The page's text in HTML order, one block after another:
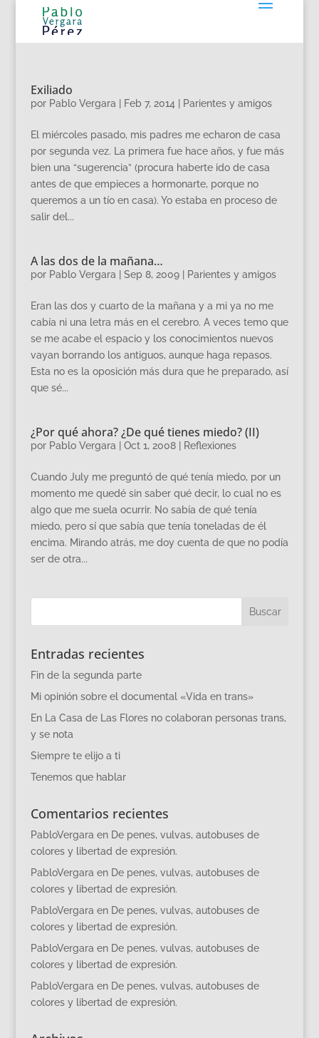
Exiliado
por Pablo Vergara Feb 7, 2014 Parientes y amigos
El miércoles pasado, mis padres me echaron de casa
por segunda vez. La primera fue hace años, y fue más
bien una “sugerencia” (procura haberte ido de casa
antes de que empieces a hormonarte, porque no
queremos a un tío en casa). Yo estaba en proceso de
salir del...
A las dos de la mañana…
por Pablo Vergara Sep 8, 2009| Parientes y amigos
Eran las dos y cuarto de la mañana y a mi ya no me
cabía ni una letra más en el cerebro. A veces temo que
se me acabe el espacio y los conocimientos nuevos
vayan borrando los antiguos, aunque haga repasos.
Esta no es la oposición más dura que he preparado, así
que sé...
¿Por qué ahora? ¿De qué tienes miedo? (II)
por Pablo Vergara Oct 1, 2008| Reflexiones
Cuando July me preguntó de qué tenía miedo, por un
momento me quedé sin saber qué decir, lo cual no es
algo que me suela ocurrir. No sabía de qué tenía
miedo, pero sí que sabía que tenía toneladas de él
encima. Mirando atrás, me doy cuenta de que no podía
ser de otra...
Entradas recientes
Fin de la segunda parte
Mi opinión sobre el documental «Vida en trans»
En La Casa de Las Flores no colaboran personas trans,
y se nota
Siempre te elijo a ti
Tenemos que hablar
Comentarios recientes
PabloVergara en De penes, vulvas, autobuses de
colores y libertad de expresión.
PabloVergara en De penes, vulvas, autobuses de
colores y libertad de expresión.
PabloVergara en De penes, vulvas, autobuses de
colores y libertad de expresión.
PabloVergara en De penes, vulvas, autobuses de
colores y libertad de expresión.
PabloVergara en De penes, vulvas, autobuses de
colores y libertad de expresión.